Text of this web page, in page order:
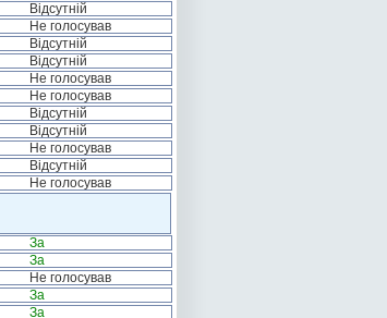
Відсутній
Не голосував
Відсутній
Відсутній
Не голосував
Не голосував
Відсутній
Відсутній
Не голосував
Відсутній
Не голосував
За
За
Не голосував
За
За